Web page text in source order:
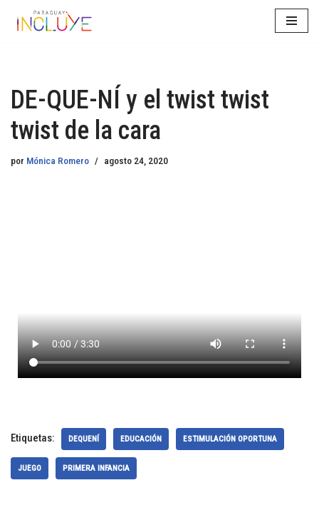
DE-QUE-NÍ y el twist twist
twist de la cara
por Mónica Romero agosto 24, 2020
Etiquetas: DEQUENÍ EDUCACIÓN ESTIMULACIÓN OPORTUNA
JUEGO PRIMERA INFANCIA